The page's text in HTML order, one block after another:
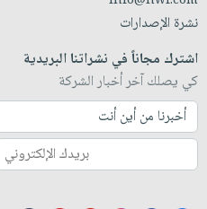
نشرة الإصدارات
اشترك مجاناً في نشراتنا البريدية
كي يصلك آخر أخبار الشركة